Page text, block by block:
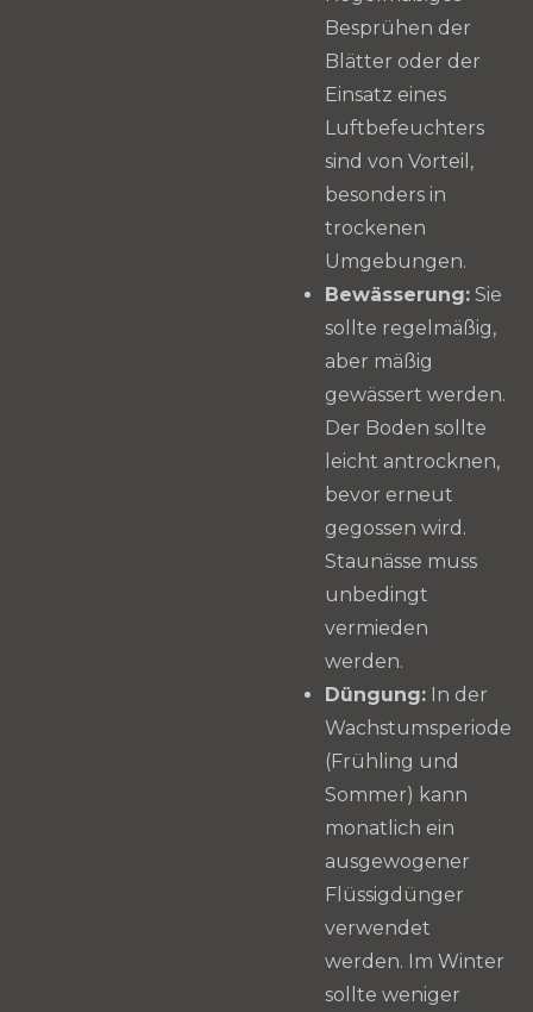
Besprühen der
Blätter oder der
Einsatz eines
Luftbefeuchters
sind von Vorteil,
besonders in
trockenen
Umgebungen.
Bewässerung: Sie
sollte regelmäßig,
aber mäßig
gewässert werden.
Der Boden sollte
leicht antrocknen,
bevor erneut
gegossen wird.
Staunässe muss
unbedingt
vermieden
werden.
Düngung: In der
Wachstumsperiode
(Frühling und
Sommer) kann
monatlich ein
ausgewogener
Flüssigdünger
verwendet
werden. Im Winter
sollte weniger